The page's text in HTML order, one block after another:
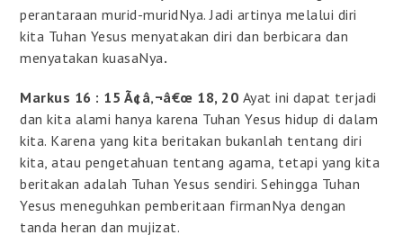
perantaraan murid-muridNya. Jadi artinya melalui diri
kita Tuhan Yesus menyatakan diri dan berbicara dan
menyatakan kuasaNya.
Markus 16 : 15 Ã¢â‚¬â€œ 18, 20 Ayat ini dapat terjadi
dan kita alami hanya karena Tuhan Yesus hidup di dalam
kita. Karena yang kita beritakan bukanlah tentang diri
kita, atau pengetahuan tentang agama, tetapi yang kita
beritakan adalah Tuhan Yesus sendiri. Sehingga Tuhan
Yesus meneguhkan pemberitaan firmanNya dengan
tanda heran dan mujizat.